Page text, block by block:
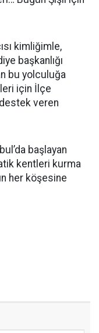
kimliğimle,
başkanlığı
bu yolculuğa
için İlçe
destek veren
başlayan
kentleri kurma
her köşesine